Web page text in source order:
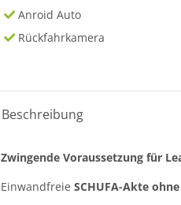
Anroid Auto
Rückfahrkamera
Beschreibung
Zwingende Voraussetzung für
Einwandfreie SCHUFA-Akte